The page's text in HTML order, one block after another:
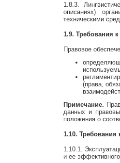
1.8.3.
описаниях)
техническими
1.9. Требования
Правовое
(права,
Примечание.
данных и
положения о
1.10. Требования
1.10.1.
и ее